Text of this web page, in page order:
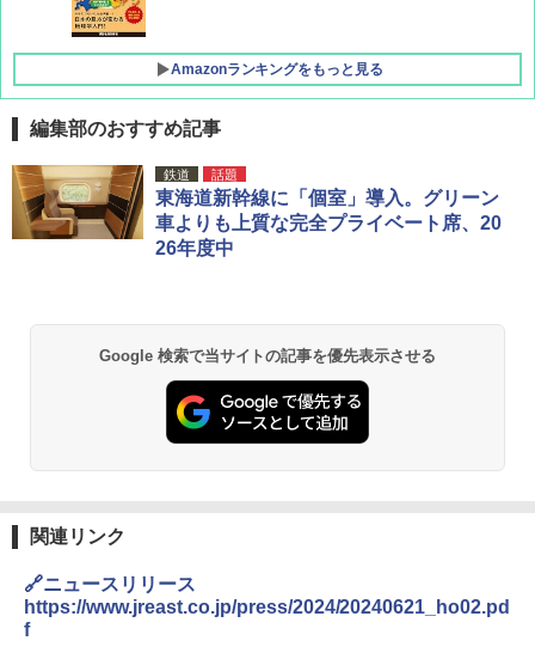
Amazonランキングをもっと見る
[キャンパーズコレクション 山善] ポップアッ
プテント 傘みたいに広げて畳める パッとサ
ッとサンシェード キューブ フルクローズ メ
ッシュ 簡単設置 ワンタッチテント キャンプ
&ハイキング カーキ PATC-150(KH)
PYKES PEAK (パイクスピーク) 着替えテン
ト プライバシー テント 【中が透けない】 1
人用 折りたたみ 防災グッズ 災害用トイレ ビ
ーチ ピクニック ポップアップテント 携帯 簡
易 トイレテント (グレー)
テント ワンタッチ RENEW 幅200 2-3人用 43
500002(88859)
DEWEL パラソル 大型 ビーチ アウトドアパ
ラソル ガーデン サイトシート付 折りたたみ
防水 UVカット 4段階高さ調整 軽量 収納袋付
き
【日本企業販売】超強力クマ対策スプレー 30
0ml（連続噴射30秒）110ml（連続噴射15
秒）射程5～10m 安全ロック搭載 携帯収納袋
付き ヒグマ・イノシシ対策 自治体・教育機
関の購入実績 登山・キャンプ・アウトドア・
GRANDOOR ステンレス保冷剤 2個セット 2
026リニューアル 急速冷凍 空間倍増 衛生的
編集部のおすすめ記事
鉄道 話題
東海道新幹線に「個室」導入。グリーン
車よりも上質な完全プライベート席、20
26年度中
Google 検索で当サイトの記事を優先表示させる
関連リンク
🔗ニュースリリース
https://www.jreast.co.jp/press/2024/20240621_ho02.pd
f